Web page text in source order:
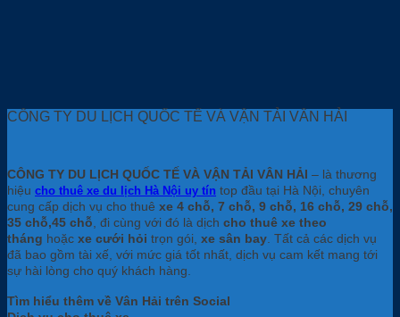
CÔNG TY DU LỊCH QUỐC TẾ VÀ VẬN TẢI VÂN HẢI
CÔNG TY DU LỊCH QUỐC TẾ VÀ VẬN TẢI VÂN HẢI – là thương
hiệu cho thuê xe du lịch Hà Nội uy tín top đầu tại Hà Nội, chuyên
cung cấp dịch vụ cho thuê xe 4 chỗ, 7 chỗ, 9 chỗ, 16 chỗ, 29 chỗ,
35 chỗ,45 chỗ , đi cùng với đó là dịch cho thuê xe theo
tháng hoặc xe cưới hỏi trọn gói, xe sân bay . Tất cả các dịch vụ
đã bao gồm tài xế, với mức giá tốt nhất, dịch vụ cam kết mang tới
sự hài lòng cho quý khách hàng.
Tìm hiểu thêm về Vân Hải trên Social